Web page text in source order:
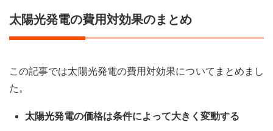
太陽光発電の費用対効果のまとめ
この記事では太陽光発電の費用対効果についてまとめまし
た。
太陽光発電の価格は条件によって大きく変動する